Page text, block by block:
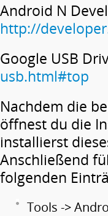
Android N
http://
Google USB
usb.html#top
Nachdem die
öffnest du die
installierst
Anschließend
folgenden
Tools ->